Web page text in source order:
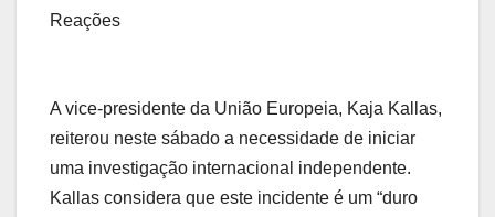
Reações
A vice-presidente da União Europeia, Kaja Kallas,
reiterou neste sábado a necessidade de iniciar
uma investigação internacional independente.
Kallas considera que este incidente é um “duro